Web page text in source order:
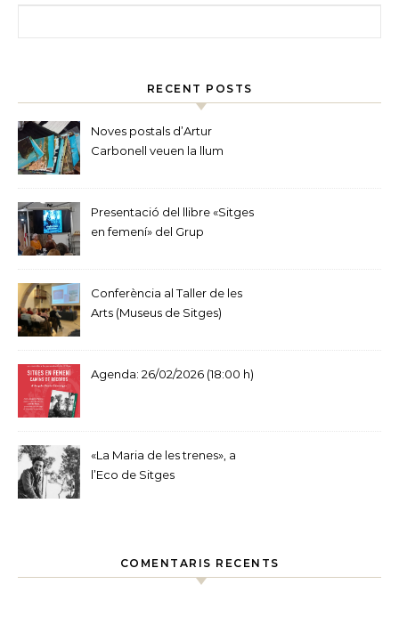
RECENT POSTS
Noves postals d’Artur
Carbonell veuen la llum
Presentació del llibre «Sitges
en femení» del Grup
Conferència al Taller de les
Arts (Museus de Sitges)
Agenda: 26/02/2026 (18:00 h)
«La Maria de les trenes», a
l’Eco de Sitges
COMENTARIS RECENTS